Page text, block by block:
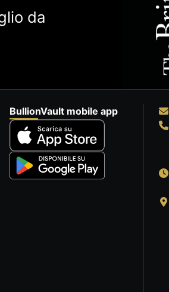
da
BullionVault mobile app